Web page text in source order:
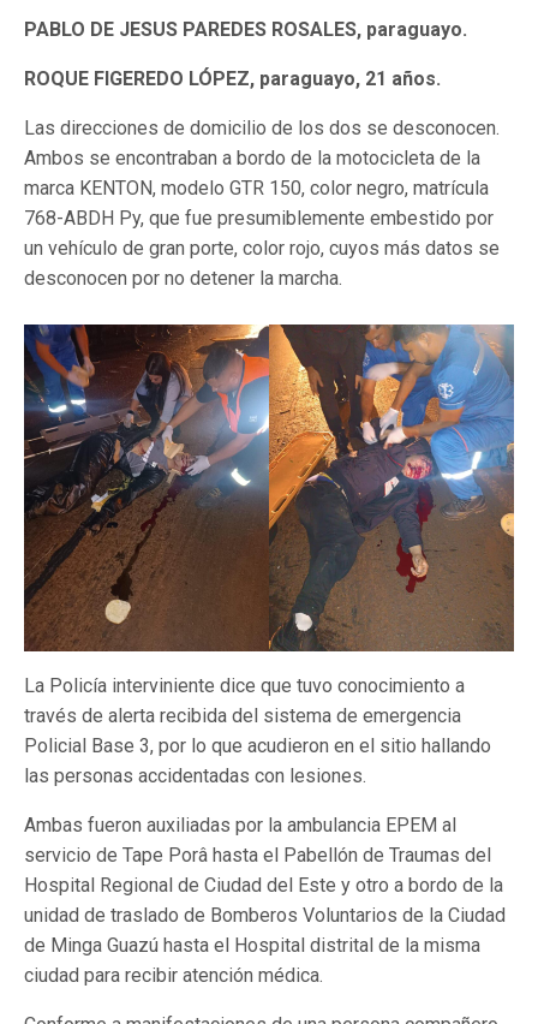
PABLO DE JESUS PAREDES ROSALES, paraguayo.
ROQUE FIGEREDO LÓPEZ, paraguayo, 21 años.
Las direcciones de domicilio de los dos se desconocen.
Ambos se encontraban a bordo de la motocicleta de la
marca KENTON, modelo GTR 150, color negro, matrícula
768-ABDH Py, que fue presumiblemente embestido por
un vehículo de gran porte, color rojo, cuyos más datos se
desconocen por no detener la marcha.
La Policía interviniente dice que tuvo conocimiento a
través de alerta recibida del sistema de emergencia
Policial Base 3, por lo que acudieron en el sitio hallando
las personas accidentadas con lesiones.
Ambas fueron auxiliadas por la ambulancia EPEM al
servicio de Tape Porâ hasta el Pabellón de Traumas del
Hospital Regional de Ciudad del Este y otro a bordo de la
unidad de traslado de Bomberos Voluntarios de la Ciudad
de Minga Guazú hasta el Hospital distrital de la misma
ciudad para recibir atención médica.